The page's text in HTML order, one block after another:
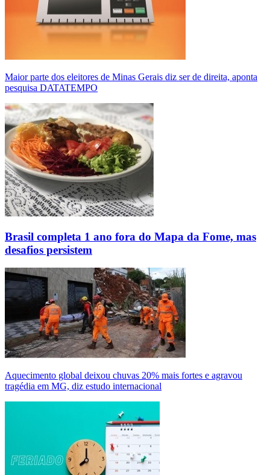
Maior parte dos eleitores de Minas Gerais diz ser de direita, aponta
pesquisa DATATEMPO
Brasil completa 1 ano fora do Mapa da Fome, mas
desafios persistem
Aquecimento global deixou chuvas 20% mais fortes e agravou
tragédia em MG, diz estudo internacional